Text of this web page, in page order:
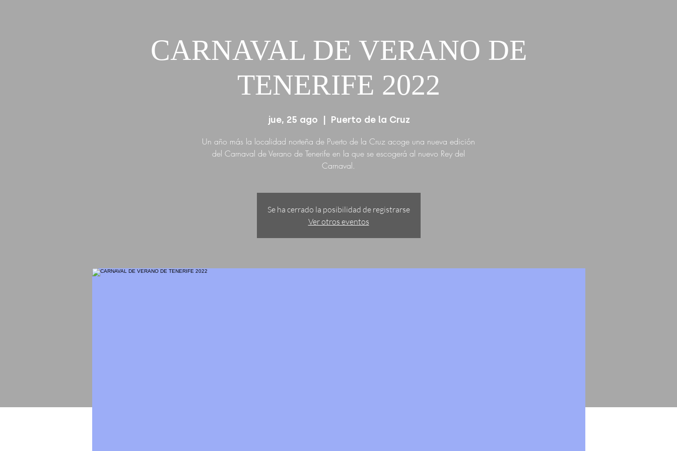
CARNAVAL DE VERANO DE
TENERIFE 2022
jue, 25 ago
Puerto de la Cruz
Un año más la localidad norteña de Puerto de la Cruz acoge una nueva edición
del Carnaval de Verano de Tenerife en la que se escogerá al nuevo Rey del
Carnaval.
Se ha cerrado la posibilidad de registrarse
Ver otros eventos